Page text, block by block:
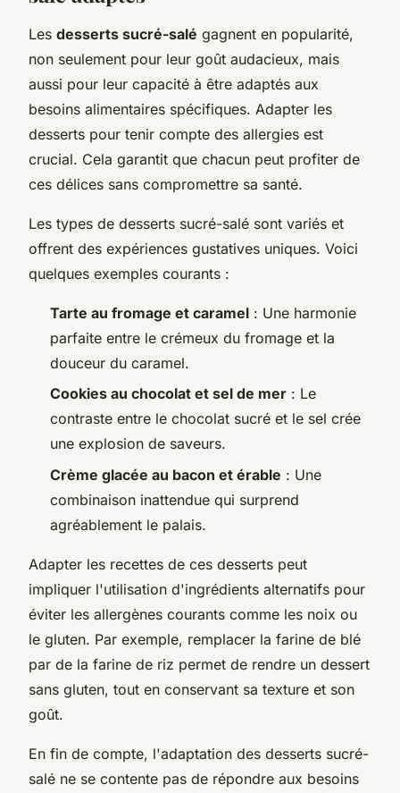
Les desserts sucré-salé gagnent en popularité,
non seulement pour leur goût audacieux, mais
aussi pour leur capacité à être adaptés aux
besoins alimentaires spécifiques. Adapter les
desserts pour tenir compte des allergies est
crucial. Cela garantit que chacun peut profiter de
ces délices sans compromettre sa santé.
Les types de desserts sucré-salé sont variés et
offrent des expériences gustatives uniques. Voici
quelques exemples courants :
Tarte au fromage et caramel : Une harmonie
parfaite entre le crémeux du fromage et la
douceur du caramel.
Cookies au chocolat et sel de mer : Le
contraste entre le chocolat sucré et le sel crée
une explosion de saveurs.
Crème glacée au bacon et érable : Une
combinaison inattendue qui surprend
agréablement le palais.
Adapter les recettes de ces desserts peut
impliquer l'utilisation d'ingrédients alternatifs pour
éviter les allergènes courants comme les noix ou
le gluten. Par exemple, remplacer la farine de blé
par de la farine de riz permet de rendre un dessert
sans gluten, tout en conservant sa texture et son
goût.
En fin de compte, l'adaptation des desserts sucré-
salé ne se contente pas de répondre aux besoins